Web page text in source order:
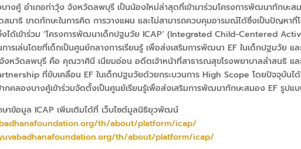
างคู้ อำเภอท่าวุ้ง จังหวัดลพบุรี เป็นน้องใหม่ล่าสุดที่เข้ามาร่วมโครงการพัฒนาทักษะส
มาธิ ขาดทักษะในการคิด การวางแผน และไม่สามารถควบคุมอารมณ์ได้ซึ่งเป็นปัญหา
ด้เข้าร่วม ‘โครงการพัฒนาเด็กปฐมวัยICAP’ (Integrated Child-Centered
การเล่นโดยที่เด็กเป็นศูนย์กลางการเรียนรู้ เพื่อส่งเสริมการพัฒนาEF ในเด็กปฐมวัย แ
จังหวัดลพบุรี คือ คุณวาศินี เนียมอ่อน อดีตเจ้าหน้าที่สาธารณสุขโรงพยาบาลลำสนธิ
ที่ขับเคลื่อนEF ในเด็กปฐมวัยด้วยกระบวนการHigh Scope โดยปัจจุบันไ
ากคลองบางคู้เข้าร่วมจัดตั้งเป็นศูนย์เรียนรู้เพื่อส่งเสริมการพัฒนาทักษะสมองEF รูปแ
าข้อมูล ICAP เพิ่มเติมได้ที่ เว็บไซต์มูลนิธิยุวพัฒน์
th/about/platform/icap/
th/about/platform/icap/